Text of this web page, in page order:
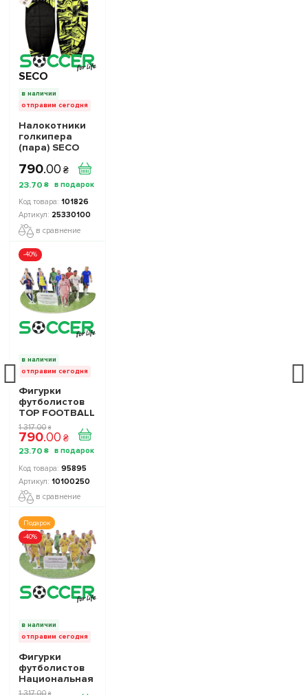
SECO
в наличии
отправим сегодня
Налокотники
голкипера
(пара) SECO
Protect GK
25330100 цвет:
микс
790.00 ₴
23.70 ₴
101826
25330100
в сравнение
-40%
в наличии
отправим сегодня
Фигурки
футболистов
TOP FOOTBALL
STARS - Набор
The Football
Stars
Collection 1
10100250
1 317.00 ₴
790.00 ₴
23.70 ₴
95895
10100250
в сравнение
Подарок
-40%
в наличии
отправим сегодня
Фигурки
футболистов
Национальная
Сборная
1 317.00 ₴